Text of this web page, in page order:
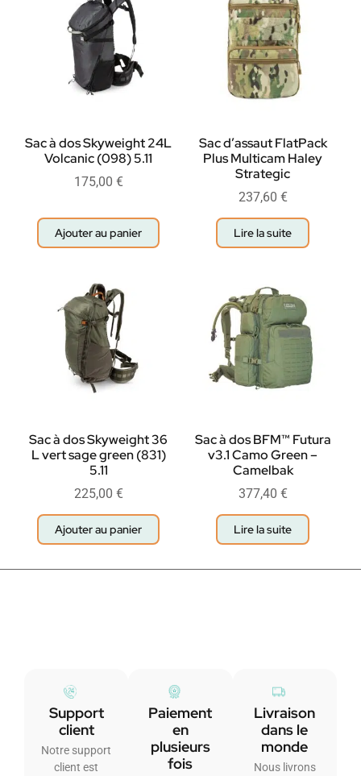
Sac à dos Skyweight 24L
Volcanic (098) 5.11
175,00 €
Ajouter au panier
Sac d’assaut FlatPack
Plus Multicam Haley
Strategic
237,60 €
Lire la suite
Sac à dos Skyweight 36
L vert sage green (831)
5.11
225,00 €
Ajouter au panier
Sac à dos BFM™ Futura
v3.1 Camo Green –
Camelbak
377,40 €
Lire la suite
Support
client
Notre support
client est
Paiement
en
plusieurs
fois
Livraison
dans le
monde
Nous livrons